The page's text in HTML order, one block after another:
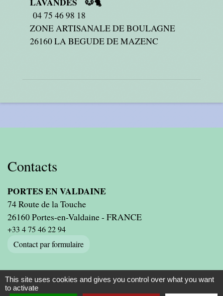
04 75 46 98 18
ZONE ARTISANALE DE BOULAGNE
26160 LA BEGUDE DE MAZENC
Contacts
PORTES EN VALDAINE
74 Route de la Touche
26160 Portes-en-Valdaine - FRANCE
+33 4 75 46 22 94
Contact par formulaire
Liens
This site uses cookies and gives you control over what you want
to activate